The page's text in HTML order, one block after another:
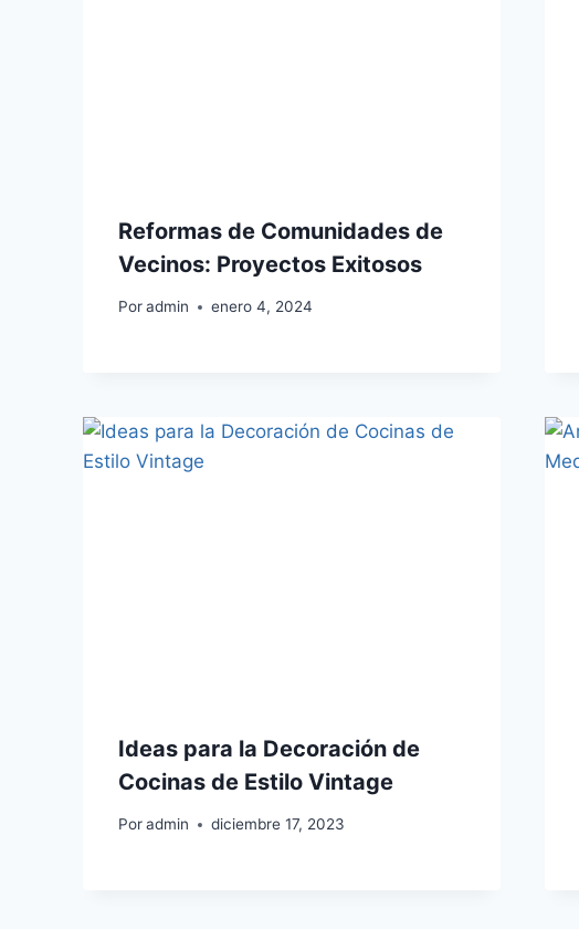
Reformas de Comunidades de
Vecinos: Proyectos Exitosos
Poradmin enero 4, 2024
Ideas para la Decoración de
Cocinas de Estilo Vintage
Poradmin diciembre 17, 2023